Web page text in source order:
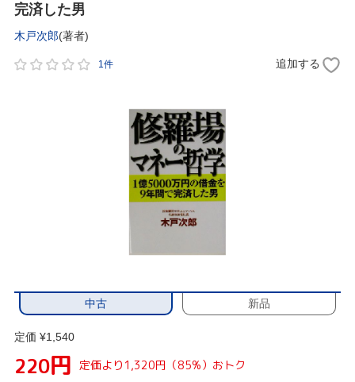
完済した男
木戸次郎(著者)
1件 追加する
中古 新品
定価 ¥1,540
220円 定価より1,320円（85%）おトク